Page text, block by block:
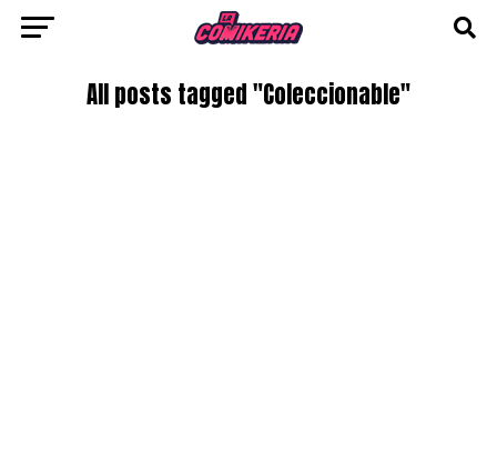
All posts tagged "Coleccionable"